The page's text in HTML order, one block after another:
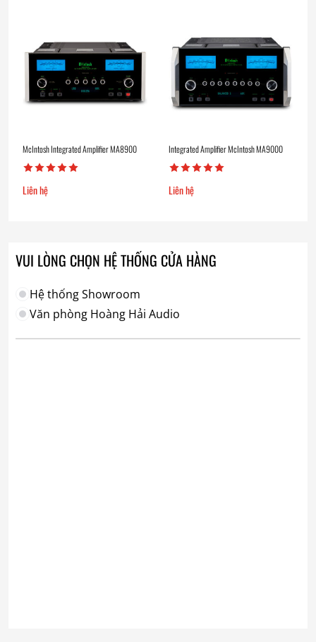
McIntosh Integrated Amplifier MA8900
Liên hệ
Integrated Amplifier McIntosh MA9000
Liên hệ
VUI LÒNG CHỌN HỆ THỐNG CỬA HÀNG
Hệ thống Showroom
Văn phòng Hoàng Hải Audio